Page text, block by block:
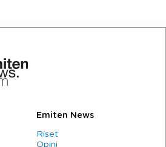
Emiten News
Riset
Opini